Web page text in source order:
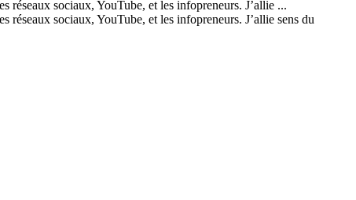
réseaux sociaux, YouTube, et les infopreneurs. J’allie ...
sociaux, YouTube, et les infopreneurs. J’allie sens du